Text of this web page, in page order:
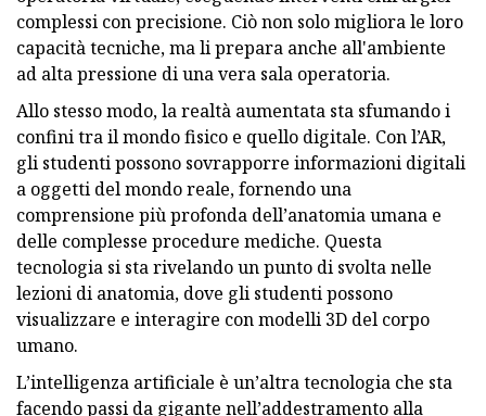
complessi con precisione. Ciò non solo migliora le loro
capacità tecniche, ma li prepara anche all'ambiente
ad alta pressione di una vera sala operatoria.
Allo stesso modo, la realtà aumentata sta sfumando i
confini tra il mondo fisico e quello digitale. Con l’AR,
gli studenti possono sovrapporre informazioni digitali
a oggetti del mondo reale, fornendo una
comprensione più profonda dell’anatomia umana e
delle complesse procedure mediche. Questa
tecnologia si sta rivelando un punto di svolta nelle
lezioni di anatomia, dove gli studenti possono
visualizzare e interagire con modelli 3D del corpo
umano.
L’intelligenza artificiale è un’altra tecnologia che sta
facendo passi da gigante nell’addestramento alla